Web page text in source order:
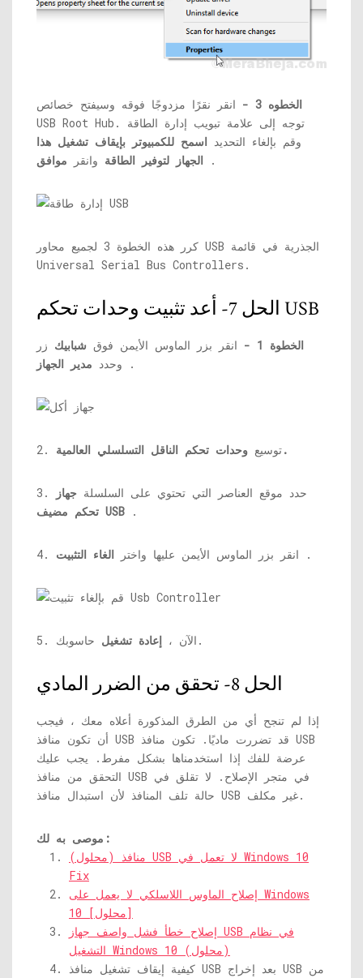
الخطوه 3 -
انقر نقرًا مزدوجًا فوقه وسيفتح خصائص
USB Root Hub. توجه إلى علامة تبويب إدارة الطاقة
وقم بإلغاء التحديد اسمح للكمبيوتر بإيقاف تشغيل هذا
الجهاز لتوفير الطاقة وانقر موافق .
كرر هذه الخطوة 3 لجميع محاور USB الجذرية في قائمة
Universal Serial Bus Controllers.
الحل 7- أعد تثبيت وحدات تحكم USB
الخطوة 1 - انقر بزر الماوس الأيمن فوق شبابيك زر
وحدد مدير الجهاز .
2. توسيعوحدات تحكم الناقل التسلسلي العالمية.
3. حدد موقع العناصر التي تحتوي على السلسلة جهاز
تحكم مضيف USB .
4. انقر بزر الماوس الأيمن عليها واختر الغاء التثبيت .
5. الآن ، إعادة تشغيل حاسوبك.
الحل 8- تحقق من الضرر المادي
إذا لم تنجح أي من الطرق المذكورة أعلاه معك ، فيجب
أن تكون منافذ USB قد تضررت ماديًا. تكون منافذ USB
عرضة للفك إذا استخدمناها بشكل مفرط. يجب عليك
التحقق من منافذ USB في متجر الإصلاح. لا تقلق في
حالة تلف المنافذ لأن استبدال منافذ USB غير مكلف.
موصى به لك:
(محلول) منافذ USB لا تعمل في Windows 10
Fix
إصلاح الماوس اللاسلكي لا يعمل على Windows
10 [محلول]
إصلاح خطأ فشل واصف جهاز USB في نظام
التشغيل Windows 10 (محلول)
كيفية إيقاف تشغيل منافذ USB بعد إخراج USB من